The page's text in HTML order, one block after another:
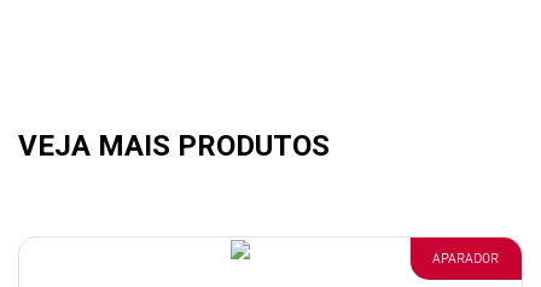
VEJA MAIS PRODUTOS
APARADOR